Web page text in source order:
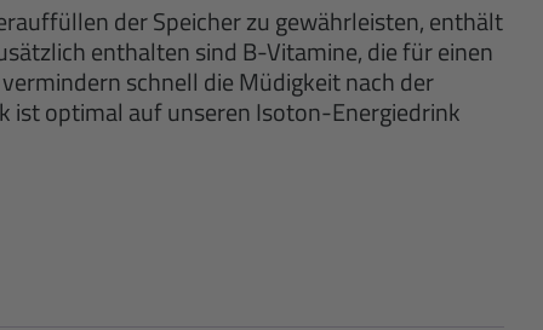
der Speicher zu gewährleisten, enthält
enthalten sind B-Vitamine, die für einen
schnell die Müdigkeit nach der
ist optimal auf unseren Isoton-Energiedrink